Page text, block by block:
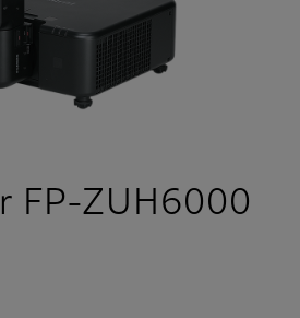
FP-ZUH6000